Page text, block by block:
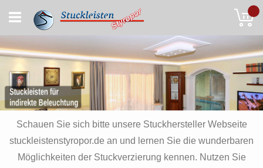
to
Content
Schauen Sie sich bitte unsere Stuckhersteller Webseite
stuckleistenstyropor.de an und lernen Sie die wunderbaren
Möglichkeiten der Stuckverzierung kennen. Nutzen Sie